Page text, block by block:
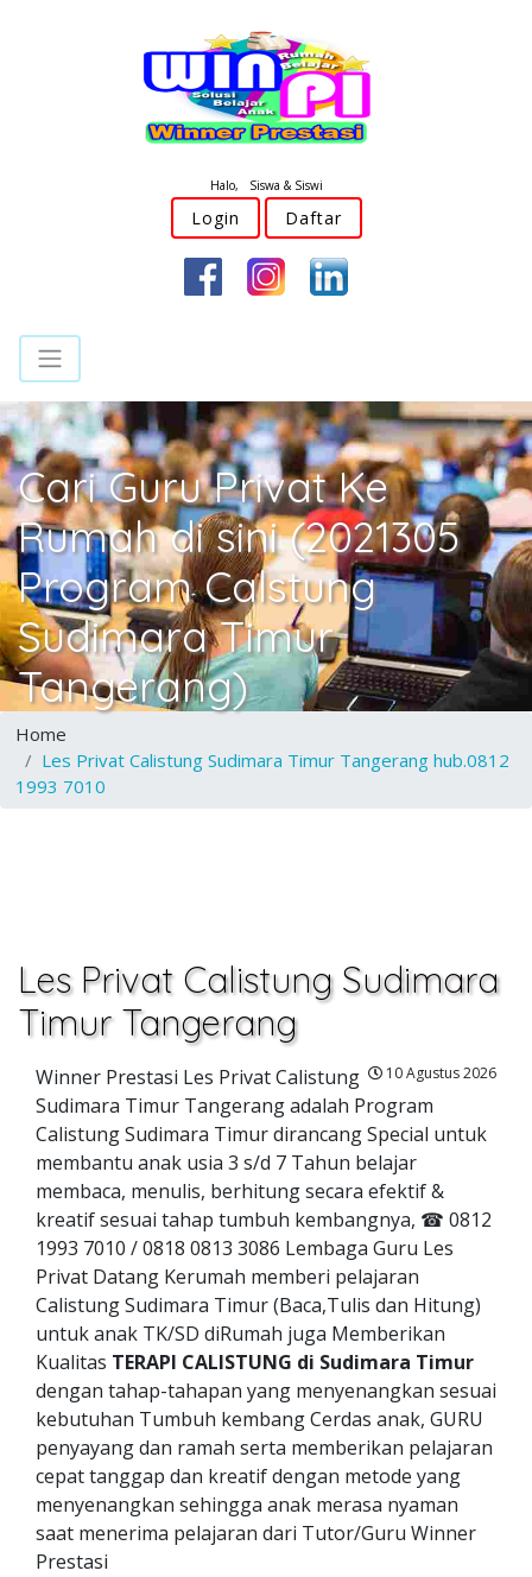
Halo, Siswa & Siswi
Login Daftar
Cari Guru Privat Ke
Rumah di sini (2021305
Program Calstung
Sudimara Timur
Tangerang)
Home
Les Privat Calistung Sudimara Timur Tangerang hub.0812
1993 7010
Les Privat Calistung Sudimara
Timur Tangerang
10 Agustus 2026
Winner Prestasi Les Privat Calistung
Sudimara Timur Tangerang adalah Program
Calistung Sudimara Timur dirancang Special untuk
membantu anak usia 3 s/d 7 Tahun belajar
membaca, menulis, berhitung secara efektif &
kreatif sesuai tahap tumbuh kembangnya, ☎ 0812
1993 7010 / 0818 0813 3086 Lembaga Guru Les
Privat Datang Kerumah memberi pelajaran
Calistung Sudimara Timur (Baca,Tulis dan Hitung)
untuk anak TK/SD diRumah juga Memberikan
Kualitas TERAPI CALISTUNG di Sudimara Timur
dengan tahap-tahapan yang menyenangkan sesuai
kebutuhan Tumbuh kembang Cerdas anak, GURU
penyayang dan ramah serta memberikan pelajaran
cepat tanggap dan kreatif dengan metode yang
menyenangkan sehingga anak merasa nyaman
saat menerima pelajaran dari Tutor/Guru Winner
Prestasi